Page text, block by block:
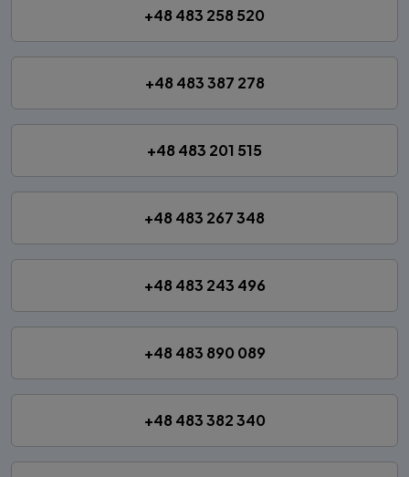
+48 483 258 520
+48 483 387 278
+48 483 201 515
+48 483 267 348
+48 483 243 496
+48 483 890 089
+48 483 382 340